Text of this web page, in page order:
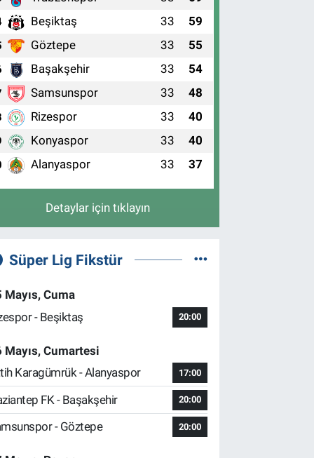
Beşiktaş 33 59
Göztepe 33 55
Başakşehir 33 54
Samsunspor 33 48
Rizespor 33 40
Konyaspor 33 40
Alanyaspor 33 37
Detaylar için tıklayın
Süper Lig Fikstür
Mayıs, Cuma
- Beşiktaş
20:00
Mayıs, Cumartesi
Karagümrük - Alanyaspor
17:00
FK - Başakşehir 20:00
- Göztepe 20:00